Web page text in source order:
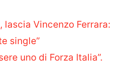
lascia Vincenzo Ferrara:
single”
uno di Forza Italia”.